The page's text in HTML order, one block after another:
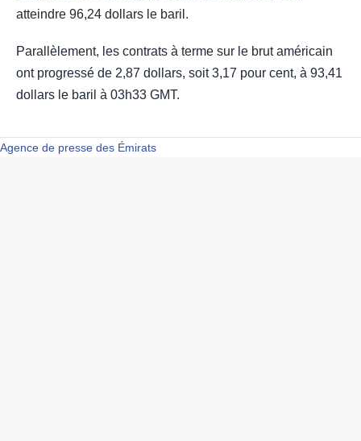
atteindre 96,24 dollars le baril.
Parallèlement, les contrats à terme sur le brut américain
ont progressé de 2,87 dollars, soit 3,17 pour cent, à 93,41
dollars le baril à 03h33 GMT.
Agence de presse des Émirats